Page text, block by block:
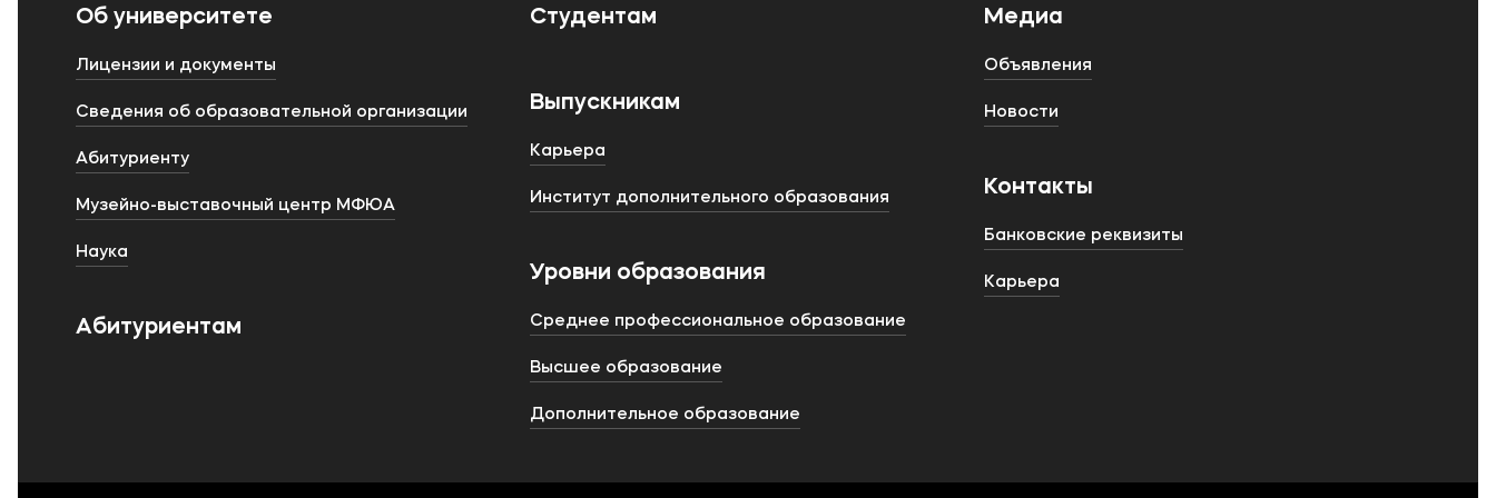
Об университете
Лицензии и документы
Сведения об образовательной организации
Абитуриенту
Музейно-выставочный центр МФЮА
Наука
Абитуриентам
Студентам
Выпускникам
Карьера
Институт дополнительного образования
Уровни образования
Среднее профессиональное образование
Высшее образование
Дополнительное образование
Медиа
Объявления
Новости
Контакты
Банковские реквизиты
Карьера